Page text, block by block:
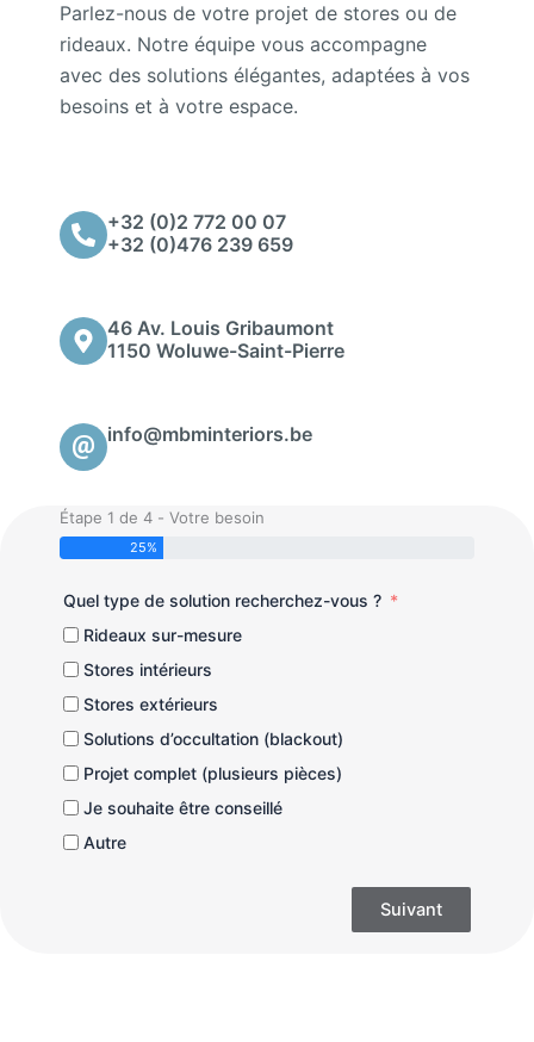
Parlez-nous de votre projet de stores ou de
rideaux. Notre équipe vous accompagne
avec des solutions élégantes, adaptées à vos
besoins et à votre espace.
+32 (0)2 772 00 07
+32 (0)476 239 659
46 Av. Louis Gribaumont
1150 Woluwe-Saint-Pierre
info@mbminteriors.be
Étape 1 de 4 - Votre besoin
25%
Quel type de solution recherchez-vous ?
Rideaux sur-mesure
Stores intérieurs
Stores extérieurs
Solutions d’occultation (blackout)
Projet complet (plusieurs pièces)
Je souhaite être conseillé
Autre
Suivant